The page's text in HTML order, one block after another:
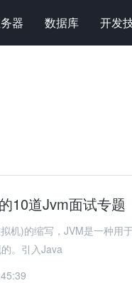
器 数据库 开发
10道Jvm面试专题
。引入Java